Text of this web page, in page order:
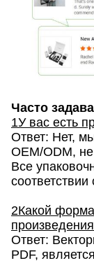
Часто
1У вас есть
Ответ: Нет,
OEM/ODM,
Все
2Какой
Ответ:
PDF,